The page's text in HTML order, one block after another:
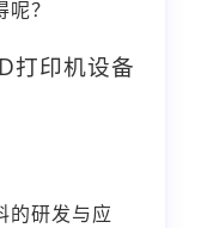
？
打印机设备
的研发与应